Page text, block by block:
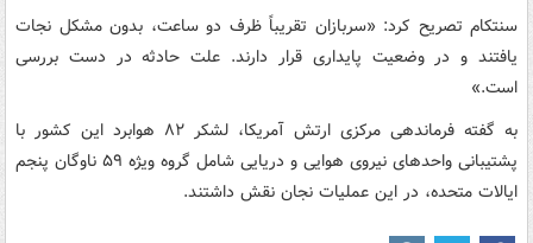
سنتکام تصریح کرد: «سربازان تقریباً ظرف دو ساعت، بدون مشکل نجات
یافتند و در وضعیت پایداری قرار دارند. علت حادثه در دست بررسی
است.»
به گفته فرماندهی مرکزی ارتش آمریکا، لشکر ۸۲ هوابرد این کشور با
پشتیبانی واحدهای نیروی هوایی و دریایی شامل گروه ویژه ۵۹ ناوگان پنجم
ایالات متحده، در این عملیات نجان نقش داشتند.